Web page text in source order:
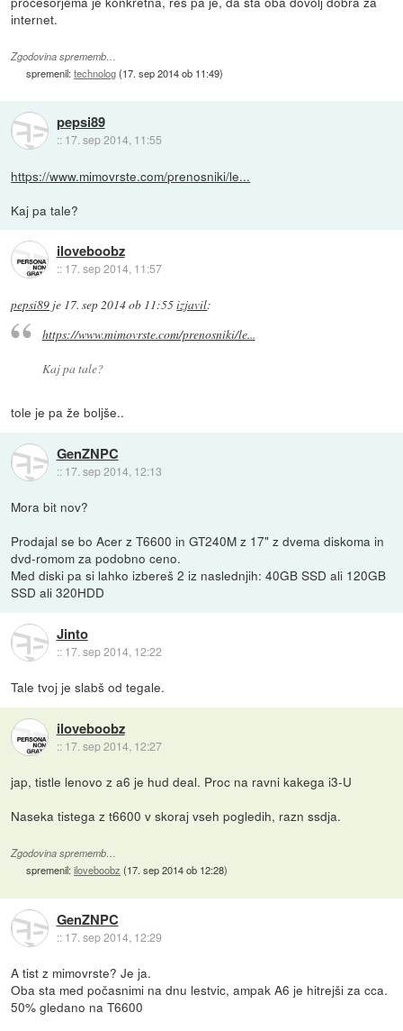
internet.
Zgodovina sprememb…
spremenil:technolog(17. sep 2014 ob 11:49)
pepsi89
:: 17. sep 2014, 11:55
https://www.mimovrste.com/prenosniki/le...
Kaj pa tale?
iloveboobz
:: 17. sep 2014, 11:57
pepsi89 je 17. sep 2014 ob 11:55izjavil:
https://www.mimovrste.com/prenosniki/le...
Kaj pa tale?
tole je pa že boljše..
GenZNPC
:: 17. sep 2014, 12:13
Mora bit nov?
Prodajal se bo Acer z T6600 in GT240M z 17" z dvema diskoma in
dvd-romom za podobno ceno.
Med diski pa si lahko izbereš 2 iz naslednjih: 40GB SSD ali 120GB
SSD ali 320HDD
Jinto
:: 17. sep 2014, 12:22
Tale tvoj je slabš od tegale.
iloveboobz
:: 17. sep 2014, 12:27
jap, tistle lenovo z a6 je hud deal. Proc na ravni kakega i3-U
Naseka tistega z t6600 v skoraj vseh pogledih, razn ssdja.
Zgodovina sprememb…
spremenil:iloveboobz (17. sep 2014 ob 12:28)
GenZNPC
:: 17. sep 2014, 12:29
A tist z mimovrste? Je ja.
Oba sta med počasnimi na dnu lestvic, ampak A6 je hitrejši za cca.
50% gledano na T6600